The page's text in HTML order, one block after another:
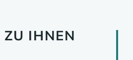
ZU IHNEN